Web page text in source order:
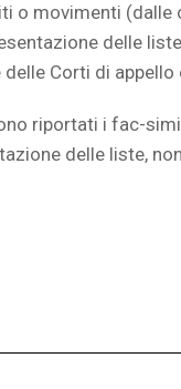
o movimenti
delle
Corti di appello
riportati i fac-
delle liste,